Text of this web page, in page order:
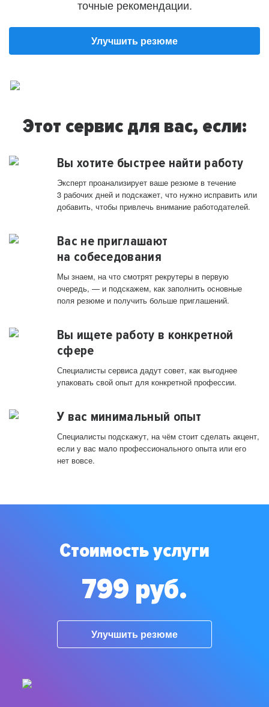
точные рекомендации.
Улучшить резюме
Этот сервис для вас, если:
Вы хотите быстрее найти работу
Эксперт проанализирует ваше резюме в течение
3 рабочих дней и подскажет, что нужно исправить или
добавить, чтобы привлечь внимание работодателей.
Вас не приглашают
на собеседования
Мы знаем, на что смотрят рекрутеры в первую
очередь, — и подскажем, как заполнить основные
поля резюме и получить больше приглашений.
Вы ищете работу в конкретной
сфере
Специалисты сервиса дадут совет, как выгоднее
упаковать свой опыт для конкретной профессии.
У вас минимальный опыт
Специалисты подскажут, на чём стоит сделать акцент,
если у вас мало профессионального опыта или его
нет вовсе.
Стоимость услуги
799 руб.
Улучшить резюме